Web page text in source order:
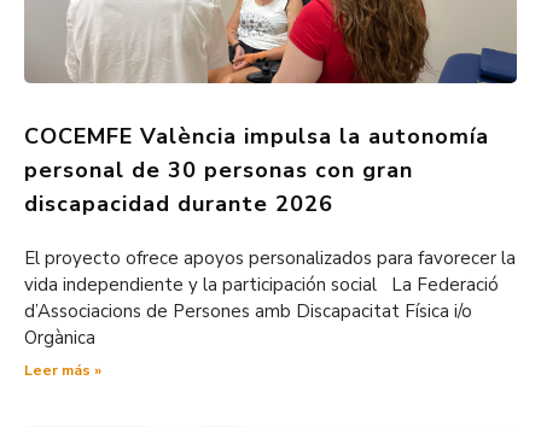
COCEMFE València impulsa la autonomía
personal de 30 personas con gran
discapacidad durante 2026
El proyecto ofrece apoyos personalizados para favorecer la
vida independiente y la participación social La Federació
d’Associacions de Persones amb Discapacitat Física i/o
Orgànica
Leer más »